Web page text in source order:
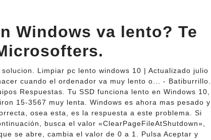
Windows va lento? Te
Limpiar pc lento windows 10 | Actualizado julio
cuando el ordenador va muy lento o... - Batiburrillo.
Respuestas. Tu SSD funciona lento en Windows 10,
15-3567 muy lenta. Windows es ahora mas pesado y
osea esta, es la respuesta a este problema. Si
busca el valor «ClearPageFileAtShutdown»,
se abre, cambia el valor de 0 a 1. Pulsa Aceptar y